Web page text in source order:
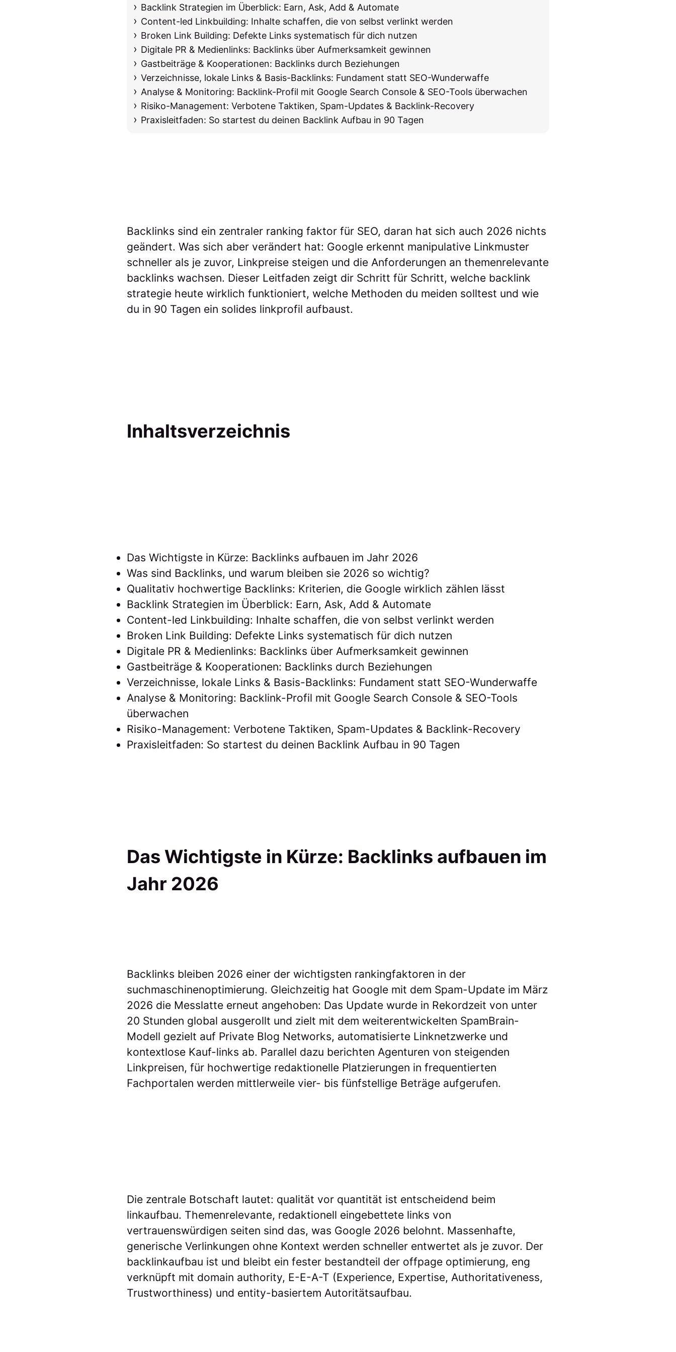
Backlink Strategien im Überblick: Earn, Ask, Add & Automate
Content-led Linkbuilding: Inhalte schaffen, die von selbst verlinkt werden
Broken Link Building: Defekte Links systematisch für dich nutzen
Digitale PR & Medienlinks: Backlinks über Aufmerksamkeit gewinnen
Gastbeiträge & Kooperationen: Backlinks durch Beziehungen
Verzeichnisse, lokale Links & Basis-Backlinks: Fundament statt SEO-Wunderwaffe
Analyse & Monitoring: Backlink-Profil mit Google Search Console & SEO-Tools überwachen
Risiko-Management: Verbotene Taktiken, Spam-Updates & Backlink-Recovery
Praxisleitfaden: So startest du deinen Backlink Aufbau in 90 Tagen
Backlinks sind ein zentraler ranking faktor für SEO, daran hat sich auch 2026 nichts
geändert. Was sich aber verändert hat: Google erkennt manipulative Linkmuster
schneller als je zuvor, Linkpreise steigen und die Anforderungen an themenrelevante
backlinks wachsen. Dieser Leitfaden zeigt dir Schritt für Schritt, welche backlink
strategie heute wirklich funktioniert, welche Methoden du meiden solltest und wie
du in 90 Tagen ein solides linkprofil aufbaust.
Inhaltsverzeichnis
Das Wichtigste in Kürze: Backlinks aufbauen im Jahr 2026
Was sind Backlinks, und warum bleiben sie 2026 so wichtig?
Qualitativ hochwertige Backlinks: Kriterien, die Google wirklich zählen lässt
Backlink Strategien im Überblick: Earn, Ask, Add & Automate
Content-led Linkbuilding: Inhalte schaffen, die von selbst verlinkt werden
Broken Link Building: Defekte Links systematisch für dich nutzen
Digitale PR & Medienlinks: Backlinks über Aufmerksamkeit gewinnen
Gastbeiträge & Kooperationen: Backlinks durch Beziehungen
Verzeichnisse, lokale Links & Basis-Backlinks: Fundament statt SEO-Wunderwaffe
Analyse & Monitoring: Backlink-Profil mit Google Search Console & SEO-Tools
überwachen
Risiko-Management: Verbotene Taktiken, Spam-Updates & Backlink-Recovery
Praxisleitfaden: So startest du deinen Backlink Aufbau in 90 Tagen
Das Wichtigste in Kürze: Backlinks aufbauen im
Jahr 2026
Backlinks bleiben 2026 einer der wichtigsten rankingfaktoren in der
suchmaschinenoptimierung. Gleichzeitig hat Google mit dem Spam-Update im März
2026 die Messlatte erneut angehoben: Das Update wurde in Rekordzeit von unter
20 Stunden global ausgerollt und zielt mit dem weiterentwickelten SpamBrain-
Modell gezielt auf Private Blog Networks, automatisierte Linknetzwerke und
kontextlose Kauf-links ab. Parallel dazu berichten Agenturen von steigenden
Linkpreisen, für hochwertige redaktionelle Platzierungen in frequentierten
Fachportalen werden mittlerweile vier- bis fünfstellige Beträge aufgerufen.
Die zentrale Botschaft lautet: qualität vor quantität ist entscheidend beim
linkaufbau. Themenrelevante, redaktionell eingebettete links von
vertrauenswürdigen seiten sind das, was Google 2026 belohnt. Massenhafte,
generische Verlinkungen ohne Kontext werden schneller entwertet als je zuvor. Der
backlinkaufbau ist und bleibt ein fester bestandteil der offpage optimierung, eng
verknüpft mit domain authority, E-E-A-T (Experience, Expertise, Authoritativeness,
Trustworthiness) und entity-basiertem Autoritätsaufbau.